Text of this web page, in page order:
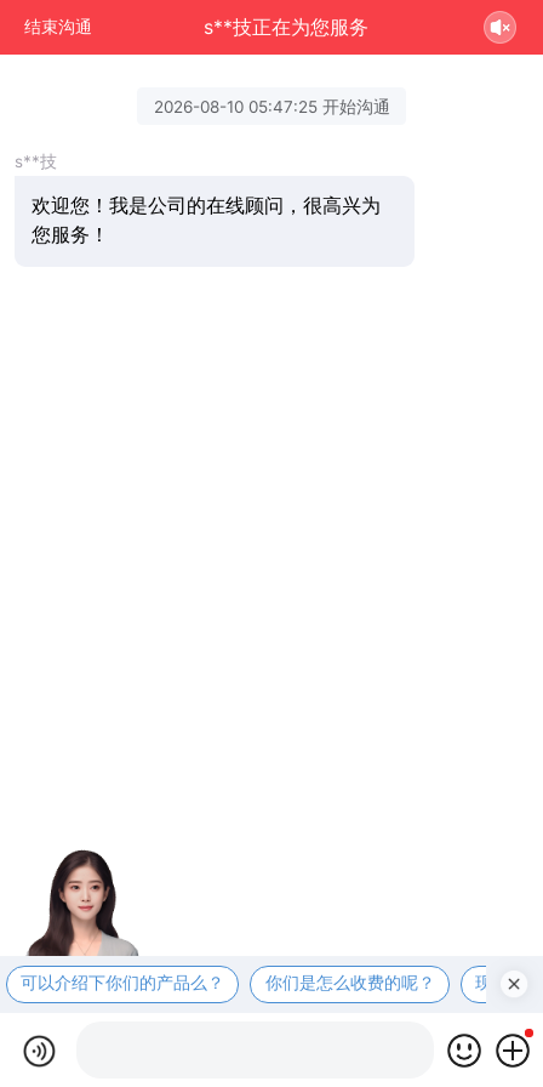
结束沟通 s**技正在为您服务
2026-08-10 05:47:25 开始沟通
s**技
欢迎您！我是公司的在线顾问，很高兴为
您服务！
可以介绍下你们的产品么？ 你们是怎么收费的呢？ 现在有